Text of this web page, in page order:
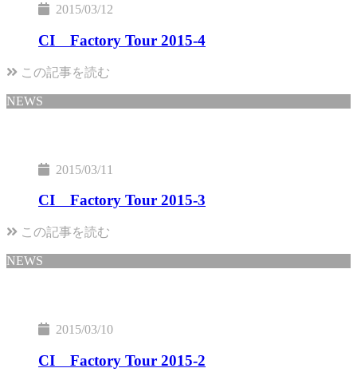
2015/03/12
CI Factory Tour 2015-4
この記事を読む
NEWS
2015/03/11
CI Factory Tour 2015-3
この記事を読む
NEWS
2015/03/10
CI Factory Tour 2015-2